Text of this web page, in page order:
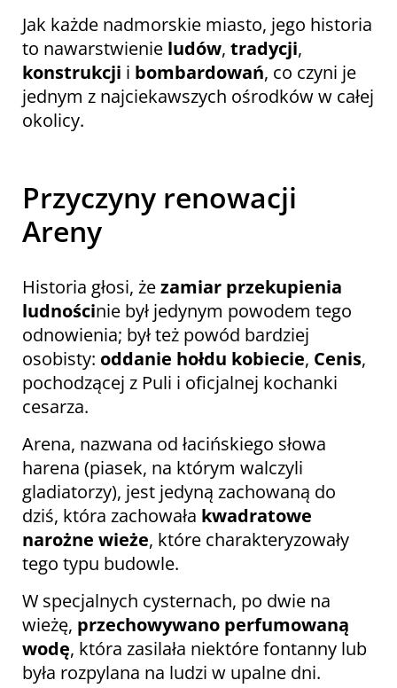
Jak każde nadmorskie miasto, jego historia
to nawarstwienie ludów, tradycji,
konstrukcji i bombardowań, co czyni je
jednym z najciekawszych ośrodków w całej
okolicy.
Przyczyny renowacji
Areny
Historia głosi, żezamiar przekupienia
ludnościnie był jedynym powodem tego
odnowienia; był też powód bardziej
osobisty: oddanie hołdu kobiecie, Cenis,
pochodzącej z Puli i oficjalnej kochanki
cesarza.
Arena, nazwana od łacińskiego słowa
harena (piasek, na którym walczyli
gladiatorzy), jest jedyną zachowaną do
dziś, która zachowała kwadratowe
narożne wieże, które charakteryzowały
tego typu budowle.
W specjalnych cysternach, po dwie na
wieżę, przechowywano perfumowaną
wodę, która zasilała niektóre fontanny lub
była rozpylana na ludzi w upalne dni.